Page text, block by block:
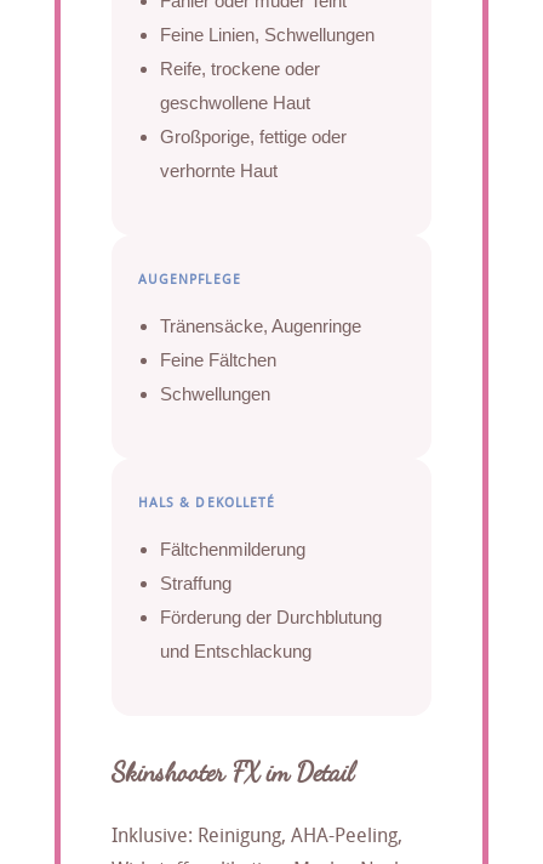
Feine Linien, Schwellungen
Reife, trockene oder
geschwollene Haut
Großporige, fettige oder
verhornte Haut
AUGENPFLEGE
Tränensäcke, Augenringe
Feine Fältchen
Schwellungen
HALS & DEKOLLETÉ
Fältchenmilderung
Straffung
Förderung der Durchblutung
und Entschlackung
Skinshooter FX im Detail
Inklusive: Reinigung, AHA-Peeling,